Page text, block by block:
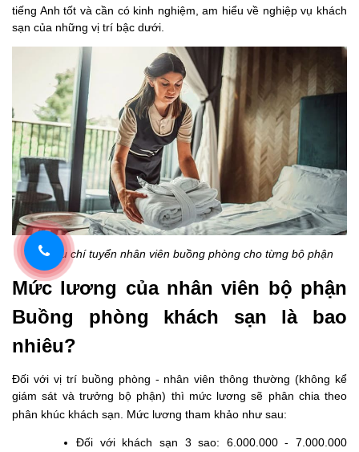
tiếng Anh tốt và cần có kinh nghiệm, am hiểu về nghiệp vụ khách
sạn của những vị trí bậc dưới.
Các tiêu chí tuyển nhân viên buồng phòng cho từng bộ phận
Mức lương của nhân viên bộ phận
Buồng phòng khách sạn là bao
nhiêu?
Đối với vị trí buồng phòng - nhân viên thông thường (không kể
giám sát và trưởng bộ phận) thì mức lương sẽ phân chia theo
phân khúc khách sạn. Mức lương tham khảo như sau:
Đối với khách sạn 3 sao: 6.000.000 - 7.000.000